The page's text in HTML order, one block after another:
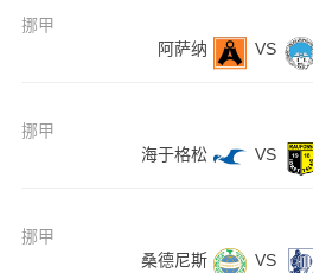
挪甲
阿萨纳
VS
挪甲
海于格松
VS
挪甲
桑德尼斯
VS